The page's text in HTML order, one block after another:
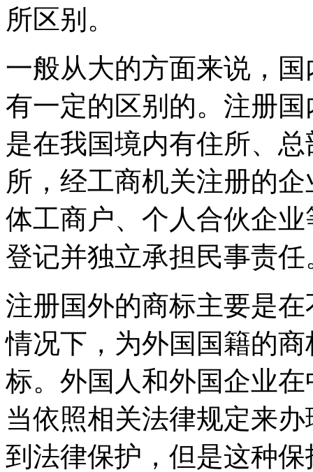
所区别。
一般从大的方面来说，
有一定的区别的。注册
是在我国境内有住所、
所，经工商机关注册的
体工商户、个人合伙企
登记并独立承担民事责任
注册国外的商标主要是
情况下，为外国国籍的
标。外国人和外国企业
当依照相关法律规定来
到法律保护，但是这种